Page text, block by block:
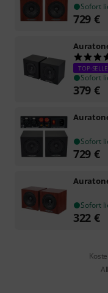
Sofort
729 €
TOP-
Sofort
379 €
Sofort
729 €
Sofort
322 €